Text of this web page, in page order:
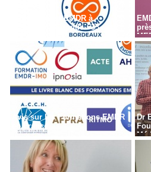
Formation en EMDR à
Bordeaux - Gironde - 33
Avis sur les Formations EMDR
en France
Dr